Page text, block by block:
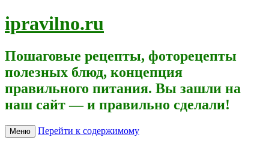
ipravilno.ru
Пошаговые рецепты, фоторецепты
полезных блюд, концепция
правильного питания. Вы зашли на
наш сайт — и правильно сделали!
Меню Перейти к содержимому